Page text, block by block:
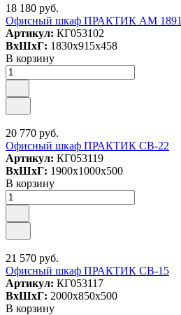
18 180 руб.
Офисный шкаф ПРАКТИК AM 1891
Артикул: КГ053102
ВxШxГ: 1830x915x458
В корзину
20 770 руб.
Офисный шкаф ПРАКТИК СВ-22
Артикул: КГ053119
ВxШxГ: 1900x1000x500
В корзину
21 570 руб.
Офисный шкаф ПРАКТИК СВ-15
Артикул: КГ053117
ВxШxГ: 2000x850x500
В корзину